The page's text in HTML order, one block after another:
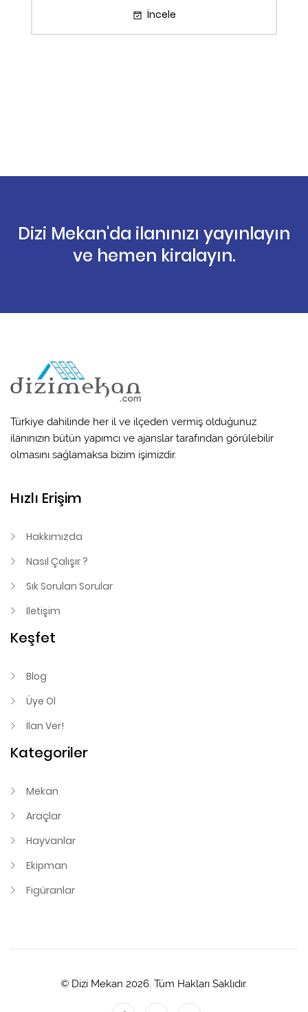
İncele
Dizi Mekan'da ilanınızı yayınlayın
ve hemen kiralayın.
Türkiye dahilinde her il ve ilçeden vermiş olduğunuz
ilanınızın bütün yapımcı ve ajanslar tarafından görülebilir
olmasını sağlamaksa bizim işimizdir.
Hızlı Erişim
Hakkımızda
Nasıl Çalışır ?
Sık Sorulan Sorular
İletişim
Keşfet
Blog
Üye Ol
İlan Ver!
Kategoriler
Mekan
Araçlar
Hayvanlar
Ekipman
Figüranlar
© Dizi Mekan 2026. Tüm Hakları Saklıdır.